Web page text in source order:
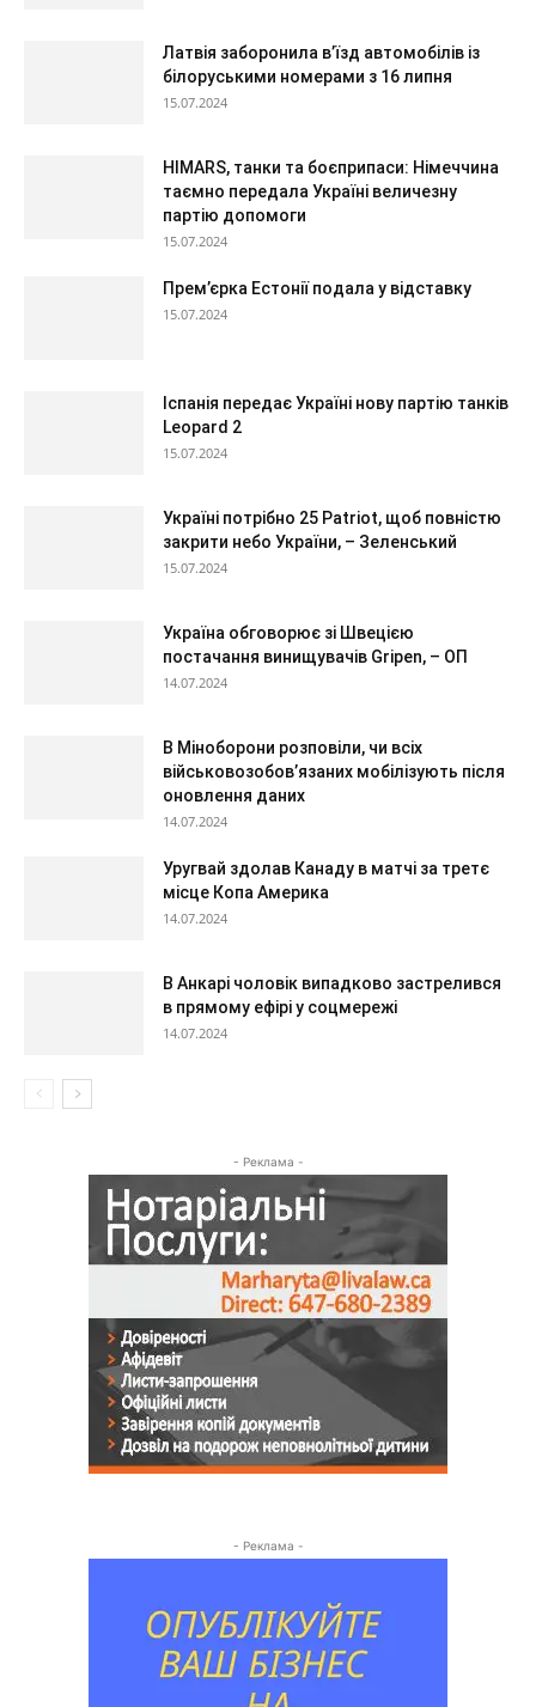
Латвія заборонила в’їзд автомобілів із
білоруськими номерами з 16 липня
15.07.2024
HIMARS, танки та боєприпаси: Німеччина
таємно передала Україні величезну
партію допомоги
15.07.2024
Прем’єрка Естонії подала у відставку
15.07.2024
Іспанія передає Україні нову партію танків
Leopard 2
15.07.2024
Україні потрібно 25 Patriot, щоб повністю
закрити небо України, – Зеленський
15.07.2024
Україна обговорює зі Швецією
постачання винищувачів Gripen, – ОП
14.07.2024
В Міноборони розповіли, чи всіх
військовозобов’язаних мобілізують після
оновлення даних
14.07.2024
Уругвай здолав Канаду в матчі за третє
місце Копа Америка
14.07.2024
В Анкарі чоловік випадково застрелився
в прямому ефірі у соцмережі
14.07.2024
- Реклама -
- Реклама -